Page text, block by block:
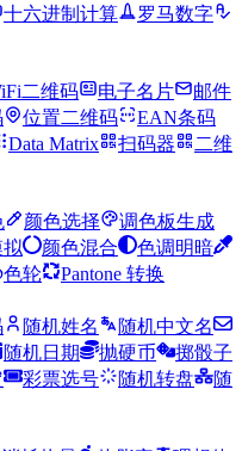
十六进制计算
罗马数字
二维码 电子名片
邮件
位置二维码
EAN条码
Data Matrix 扫码器
二维
颜色选择
调色板生成
颜色混合
色调明暗
色轮
Pantone 转换
随机姓名
随机中文名
随机日期 抛硬币
掷骰子
彩票选号 随机转盘
随